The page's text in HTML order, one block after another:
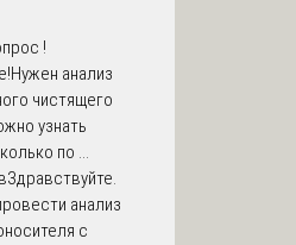
!
анализ
чистящего
узнать
по ...
Здравствуйте.
анализ
с